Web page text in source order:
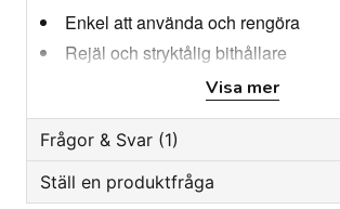
Enkel att använda och rengöra
Rejäl och stryktålig bithållare
Inbyggd slipapparat
Inbyggd nollspänningsbrytare
Specifikation
Mått: 520 x 400 x 350 mm
Visa mer
Frågor & Svar (1)
Ställ en produktfråga